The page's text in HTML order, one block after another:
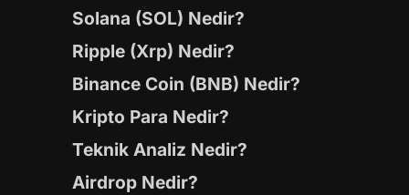
Solana (SOL) Nedir?
Ripple (Xrp) Nedir?
Binance Coin (BNB) Nedir?
Kripto Para Nedir?
Teknik Analiz Nedir?
Airdrop Nedir?